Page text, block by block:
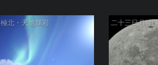
極北・天地輝彩 二十三日月(月